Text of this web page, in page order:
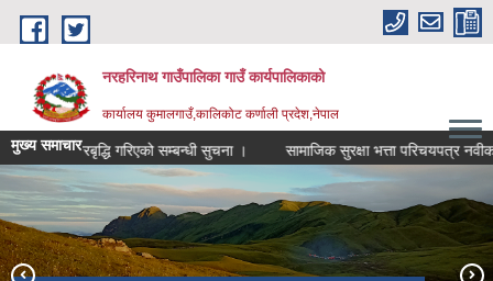
Skip to main content
नरहरिनाथ गाउँपालिका गाउँ कार्यपालिकाको
कार्यालय कुमालगाउँ,कालिकोट कर्णाली प्रदेश,नेपाल
मुख्य समाचार
स्तरबृद्धि गरिएको सम्बन्धी सुचना । सामाजिक सुरक्षा भत्ता परिचयपत्र नवीकरण
सुनथरालि विमानस्थल कालिकोट ।